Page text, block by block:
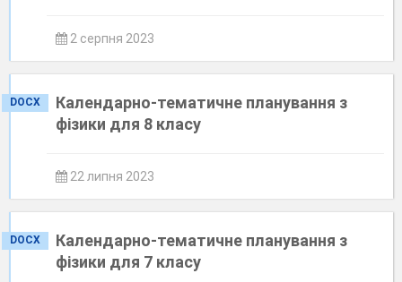
2 серпня 2023
DOCX
Календарно-тематичне планування з
фізики для 8 класу
22 липня 2023
DOCX
Календарно-тематичне планування з
фізики для 7 класу